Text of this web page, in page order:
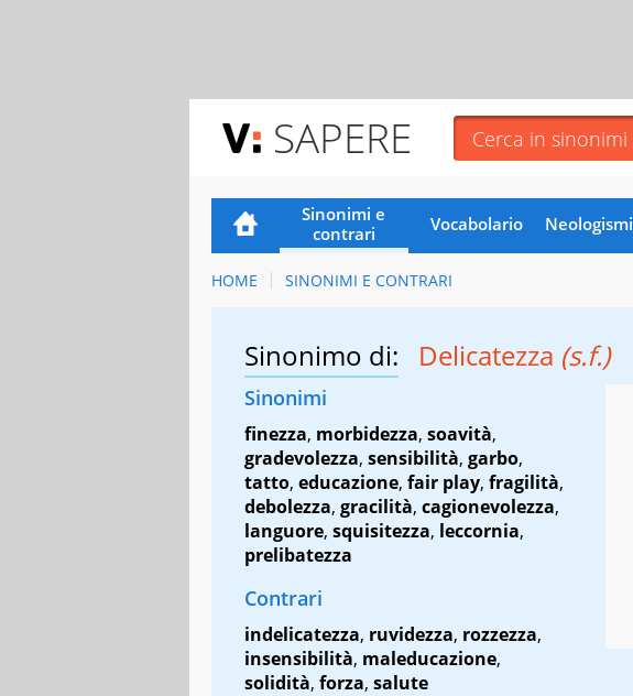
SAPERE
Sinonimi e
contrari
Vocabolario Neologismi
HOME SINONIMI E CONTRARI
Sinonimo di: Delicatezza (s.f.)
Sinonimi
finezza, morbidezza, soavità,
gradevolezza, sensibilità, garbo,
tatto, educazione, fair play, fragilità,
debolezza, gracilità, cagionevolezza,
languore, squisitezza, leccornia,
prelibatezza
Contrari
indelicatezza, ruvidezza, rozzezza,
insensibilità, maleducazione,
solidità, forza, salute